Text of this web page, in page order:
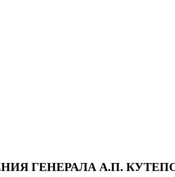
ГЕНЕРАЛА А.П.